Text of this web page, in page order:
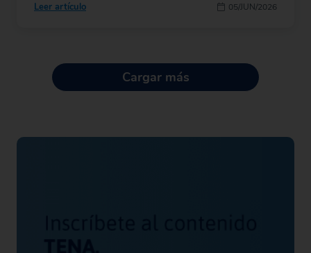
05/JUN/2026
Leer artículo
Cargar más